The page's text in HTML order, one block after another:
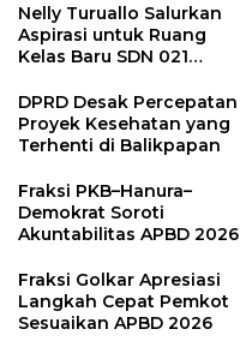
Nelly Turuallo Salurkan
Aspirasi untuk Ruang
Kelas Baru SDN 021
DPRD Desak Percepatan
Proyek Kesehatan yang
Terhenti di Balikpapan
Fraksi PKB–Hanura–
Demokrat Soroti
Akuntabilitas APBD 2026
Pengawasan Belanja
Modal
Fraksi Golkar Apresiasi
Langkah Cepat Pemkot
Sesuaikan APBD 2026